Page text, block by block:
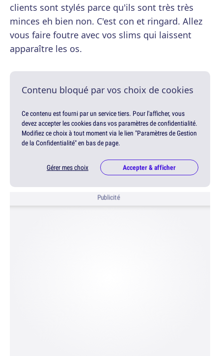
clients sont stylés parce qu'ils sont très très
minces eh bien non. C'est con et ringard. Allez
vous faire foutre avec vos slims qui laissent
apparaître les os.
Contenu bloqué par vos choix de cookies
Ce contenu est fourni par un service tiers. Pour l'afficher, vous
devez accepter les cookies dans vos paramètres de confidentialité.
Modifiez ce choix à tout moment via le lien "Paramètres de Gestion
de la Confidentialité" en bas de page.
Gérer mes choix Accepter & afficher
Publicité